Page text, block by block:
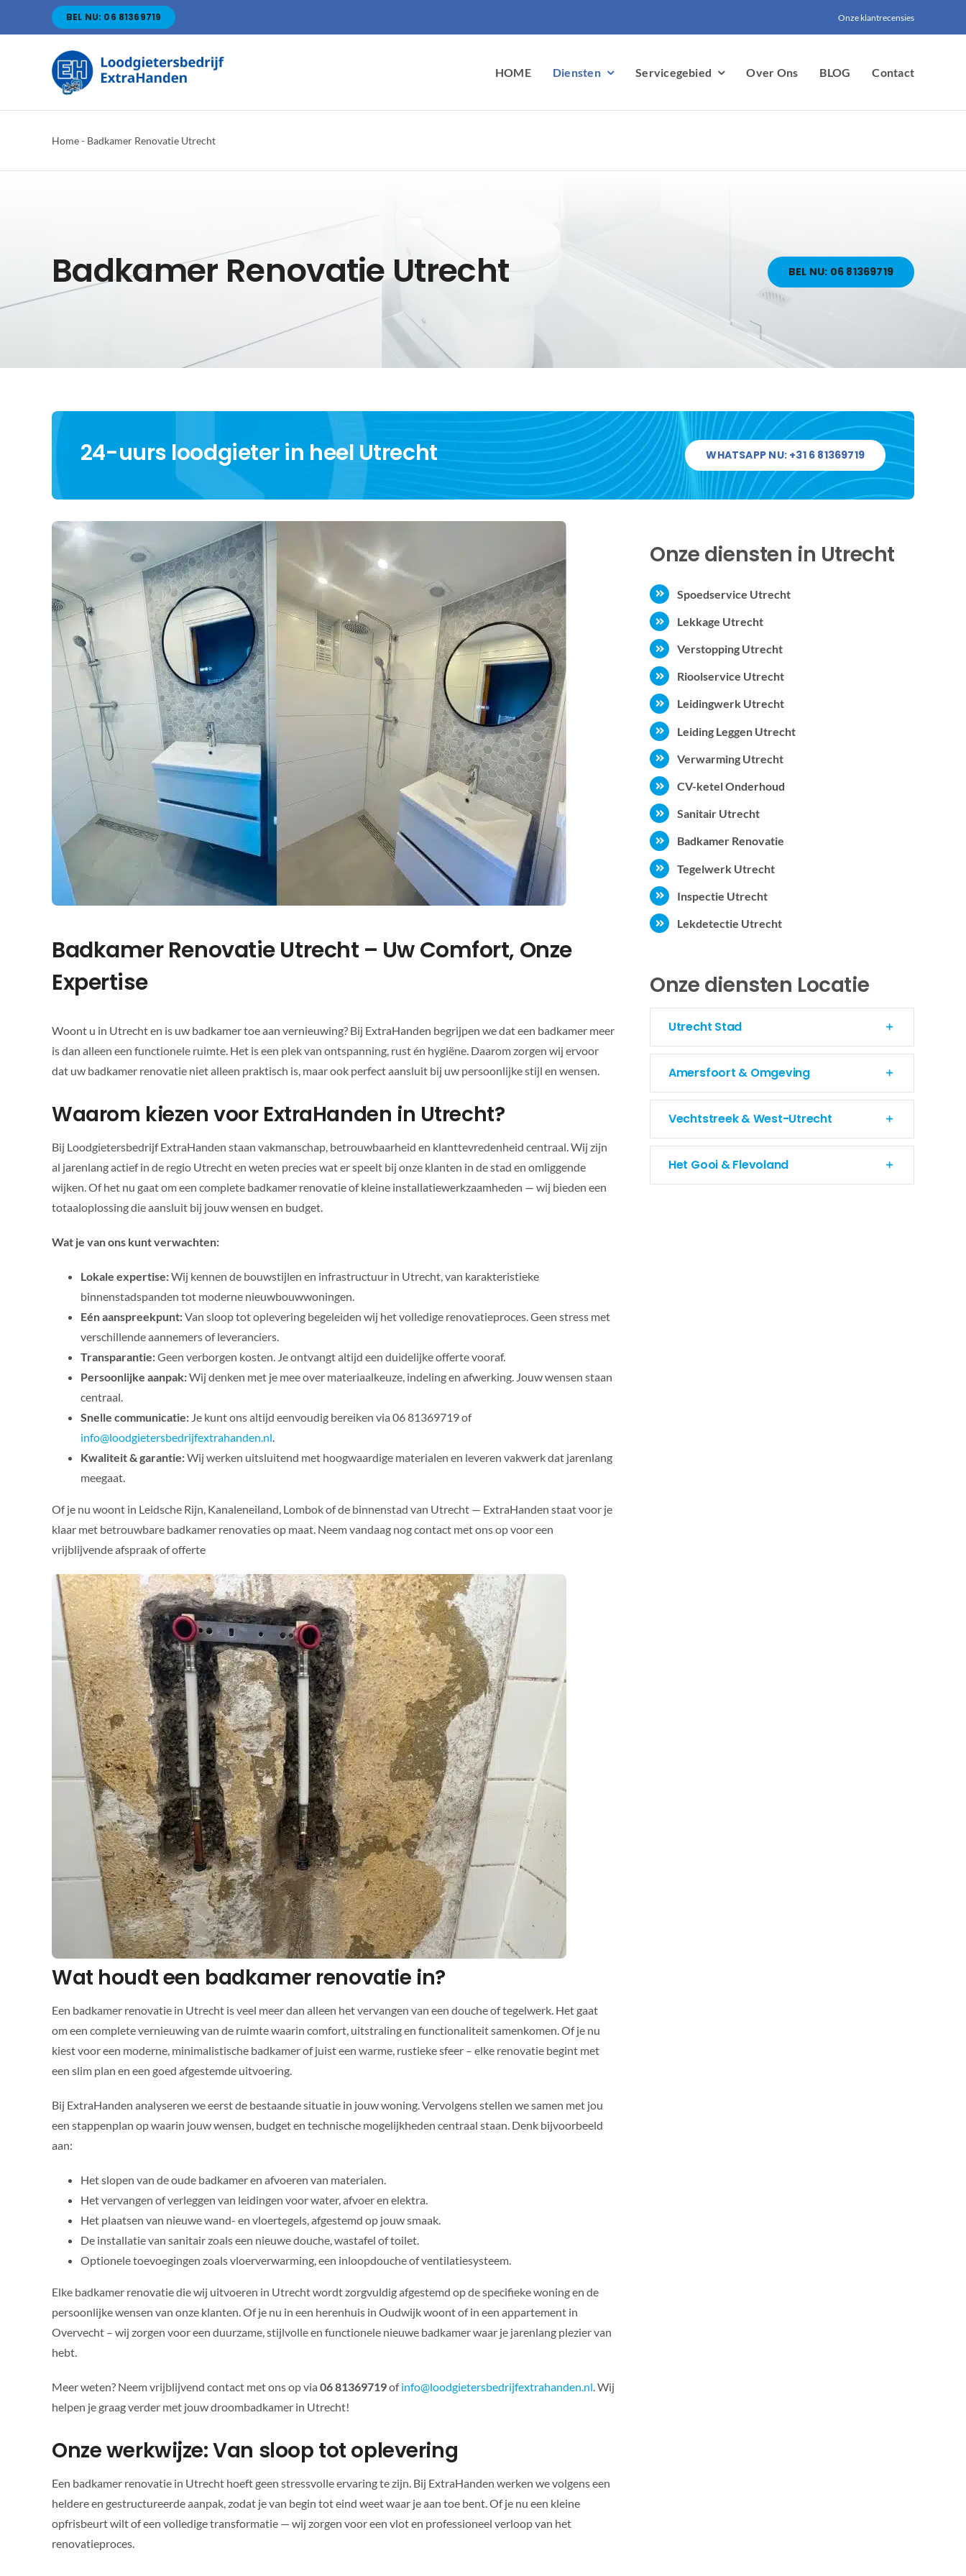
BEL NU: 06 81369719 Onze klantrecensies
HOME Diensten Servicegebied Over Ons BLOG Contact
Home- Badkamer Renovatie Utrecht
Badkamer Renovatie Utrecht BEL NU: 06 81369719
24-uurs loodgieter in heel Utrecht WHATSAPP NU: +31 6 81369719
Badkamer Renovatie Utrecht – Uw Comfort, Onze
Expertise
Woont u in Utrecht en is uw badkamer toe aan vernieuwing? Bij ExtraHanden begrijpen we dat een badkamer meer
is dan alleen een functionele ruimte. Het is een plek van ontspanning, rust én hygiëne. Daarom zorgen wij ervoor
dat uw badkamer renovatie niet alleen praktisch is, maar ook perfect aansluit bij uw persoonlijke stijl en wensen.
Waarom kiezen voor ExtraHanden in Utrecht?
Bij Loodgietersbedrijf ExtraHanden staan vakmanschap, betrouwbaarheid en klanttevredenheid centraal. Wij zijn
al jarenlang actief in de regio Utrecht en weten precies wat er speelt bij onze klanten in de stad en omliggende
wijken. Of het nu gaat om een complete badkamer renovatie of kleine installatiewerkzaamheden — wij bieden een
totaaloplossing die aansluit bij jouw wensen en budget.
Wat je van ons kunt verwachten:
Lokale expertise:Wij kennen de bouwstijlen en infrastructuur in Utrecht, van karakteristieke
binnenstadspanden tot moderne nieuwbouwwoningen.
Eén aanspreekpunt:Van sloop tot oplevering begeleiden wij het volledige renovatieproces. Geen stress met
verschillende aannemers of leveranciers.
Transparantie:Geen verborgen kosten. Je ontvangt altijd een duidelijke offerte vooraf.
Persoonlijke aanpak:Wij denken met je mee over materiaalkeuze, indeling en afwerking. Jouw wensen staan
centraal.
Snelle communicatie:Je kunt ons altijd eenvoudig bereiken via 06 81369719 of
info@loodgietersbedrijfextrahanden.nl
Kwaliteit & garantie:Wij werken uitsluitend met hoogwaardige materialen en leveren vakwerk dat jarenlang
meegaat.
Of je nu woont in Leidsche Rijn, Kanaleneiland, Lombok of de binnenstad van Utrecht — ExtraHanden staat voor je
klaar met betrouwbare badkamer renovaties op maat. Neem vandaag nog contact met ons op voor een
vrijblijvende afspraak of offerte
Wat houdt een badkamer renovatie in?
Een badkamer renovatie in Utrecht is veel meer dan alleen het vervangen van een douche of tegelwerk. Het gaat
om een complete vernieuwing van de ruimte waarin comfort, uitstraling en functionaliteit samenkomen. Of je nu
kiest voor een moderne, minimalistische badkamer of juist een warme, rustieke sfeer – elke renovatie begint met
een slim plan en een goed afgestemde uitvoering.
Bij ExtraHanden analyseren we eerst de bestaande situatie in jouw woning. Vervolgens stellen we samen met jou
een stappenplan op waarin jouw wensen, budget en technische mogelijkheden centraal staan. Denk bijvoorbeeld
aan:
Het slopen van de oude badkamer en afvoeren van materialen.
Het vervangen of verleggen van leidingen voor water, afvoer en elektra.
Het plaatsen van nieuwe wand- en vloertegels, afgestemd op jouw smaak.
De installatie van sanitair zoals een nieuwe douche, wastafel of toilet.
Optionele toevoegingen zoals vloerverwarming, een inloopdouche of ventilatiesysteem.
Elke badkamer renovatie die wij uitvoeren in Utrecht wordt zorgvuldig afgestemd op de specifieke woning en de
persoonlijke wensen van onze klanten. Of je nu in een herenhuis in Oudwijk woont of in een appartement in
Overvecht – wij zorgen voor een duurzame, stijlvolle en functionele nieuwe badkamer waar je jarenlang plezier van
hebt.
Meer weten? Neem vrijblijvend contact met ons op via 06 81369719ofinfo@loodgietersbedrijfextrahanden.nl . Wij
helpen je graag verder met jouw droombadkamer in Utrecht!
Onze werkwijze: Van sloop tot oplevering
Een badkamer renovatie in Utrecht hoeft geen stressvolle ervaring te zijn. Bij ExtraHanden werken we volgens een
heldere en gestructureerde aanpak, zodat je van begin tot eind weet waar je aan toe bent. Of je nu een kleine
opfrisbeurt wilt of een volledige transformatie — wij zorgen voor een vlot en professioneel verloop van het
renovatieproces.
Onze diensten in Utrecht
Spoedservice Utrecht
Lekkage Utrecht
Verstopping Utrecht
Rioolservice Utrecht
Leidingwerk Utrecht
Leiding Leggen Utrecht
Verwarming Utrecht
CV-ketel Onderhoud
Sanitair Utrecht
Badkamer Renovatie
Tegelwerk Utrecht
Inspectie Utrecht
Lekdetectie Utrecht
Onze diensten Locatie
Utrecht Stad
Amersfoort & Omgeving
Vechtstreek & West-Utrecht
Het Gooi & Flevoland